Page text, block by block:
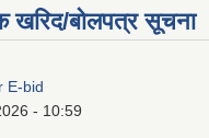
खरिद/बोलपत्र सूचना
E-bid
- 10:59